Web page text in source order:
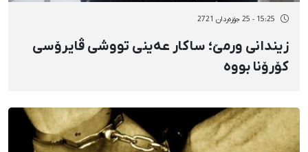
15:25 - 25 جۆزەردان 2721
زیندانی ورمێ؛ ساکار عەینی تووشی ڤایرۆسی
کۆرۆنا بووە